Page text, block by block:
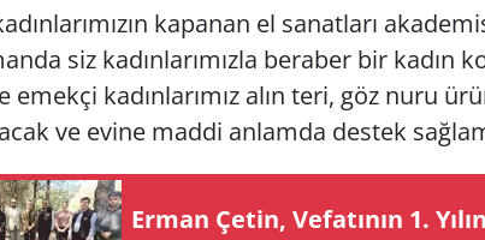
kapanan el sanatları
siz kadınlarımızla beraber bir kadın
emekçi kadınlarımız alın teri, göz nuru
ve evine maddi anlamda destek
Erman Çetin, Ve­fa­tı­nın 1.